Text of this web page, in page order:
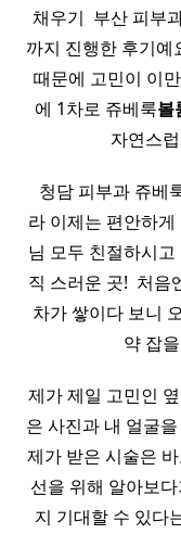
채우기 ​ 부산 피부
까지 진행한 후기예
때문에 고민이 이
에 1차로 쥬베룩볼
자연스
청담 피부과 쥬베
라 이제는 편안하
님 모두 친절하시
직 스러운 곳! ​ 처음
차가 쌓이다 보니
약 잡
제가 제일 고민인
은 사진과 내 얼굴
제가 받은 시술은
선을 위해 알아보
지 기대할 수 있다